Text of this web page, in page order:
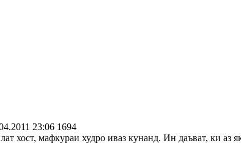
23:06 1694
хост, мафкураи худро иваз кунанд. Ин даъват, ки аз